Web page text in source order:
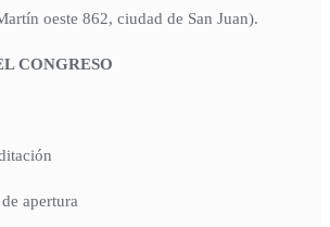
oeste 862, ciudad de San Juan).
CONGRESO
apertura